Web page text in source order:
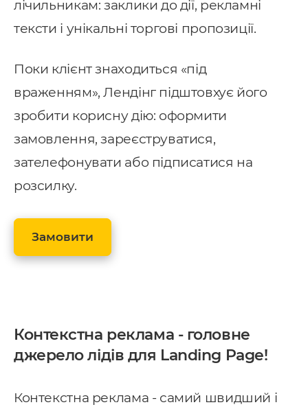
лічильникам: заклики до дії, рекламні
тексти і унікальні торгові пропозиції.
Поки клієнт знаходиться «під
враженням», Лендінг підштовхує його
зробити корисну дію: оформити
замовлення, зареєструватися,
зателефонувати або підписатися на
розсилку.
Замовити
Контекстна реклама - головне
джерело лідів для Landing Page!
Контекстна реклама - самий швидший і